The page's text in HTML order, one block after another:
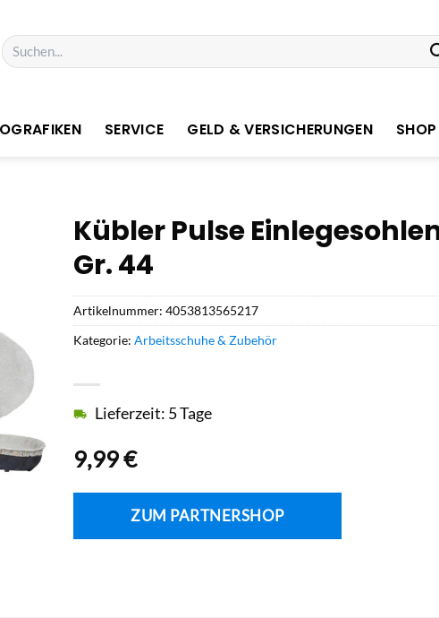
Suchen
nach:
SERVICE GELD & VERSICHERUNGEN SHOP
Kübler Pulse
Gr. 44
9,99€
Lieferzeit: 5 Tage
ZUM PARTNERSHOP
Artikelnummer: 4053813565217
Kategorie: Arbeitsschuhe & Zubehör